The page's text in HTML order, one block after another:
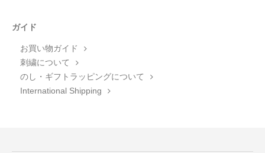
ガイド
お買い物ガイド
刺繍について
のし・ギフトラッピングについて
International Shipping